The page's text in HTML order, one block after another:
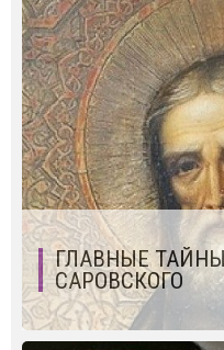
ГЛАВНЫЕ
САРОВСКОГО